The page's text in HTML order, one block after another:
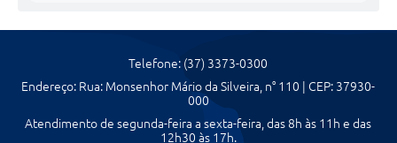
Telefone: (37) 3373-0300
Endereço: Rua: Monsenhor Mário da Silveira, n° 110 | CEP: 37930-
000
Atendimento de segunda-feira a sexta-feira, das 8h às 11h e das
12h30 às 17h.